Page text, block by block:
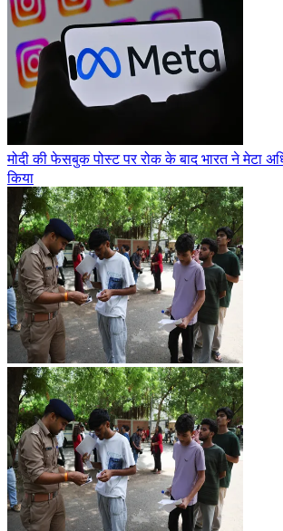
मोदी की फेसबुक पोस्ट पर रोक के बाद भारत ने मेटा
किया